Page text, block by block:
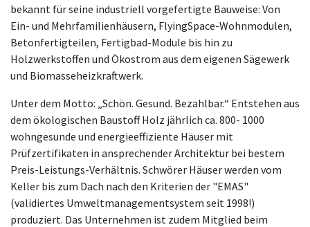
bekannt für seine industriell vorgefertigte Bauweise: Von
Ein- und Mehrfamilienhäusern, FlyingSpace-Wohnmodulen,
Betonfertigteilen, Fertigbad-Module bis hin zu
Holzwerkstoffen und Ökostrom aus dem eigenen Sägewerk
und Biomasseheizkraftwerk.
Unter dem Motto: „Schön. Gesund. Bezahlbar.“ Entstehen aus
dem ökologischen Baustoff Holz jährlich ca. 800- 1000
wohngesunde und energieeffiziente Häuser mit
Prüfzertifikaten in ansprechender Architektur bei bestem
Preis-Leistungs-Verhältnis. Schwörer Häuser werden vom
Keller bis zum Dach nach den Kriterien der "EMAS"
(validiertes Umweltmanagementsystem seit 1998!)
produziert. Das Unternehmen ist zudem Mitglied beim